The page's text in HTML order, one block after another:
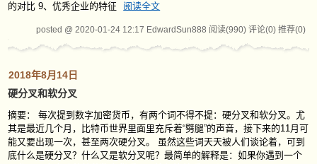
的对比 9、优秀企业的特征
阅读全文
posted @ 2020-01-24 12:17 EdwardSun888 阅读(990) 评论(0) 推荐(0)
2018年8月14日
硬分叉和软分叉
摘要： 每次提到数字加密货币，有两个词不得不提：硬分叉和软分叉。尤
其是最近几个月，比特币世界里面里充斥着“劈腿”的声音，接下来的11月可
能又要出现一次，甚至两次硬分叉。 虽然这些词天天被人们谈论着，可到
底什么是硬分叉？什么又是软分叉呢？最简单的解释是：如果你遇到一个